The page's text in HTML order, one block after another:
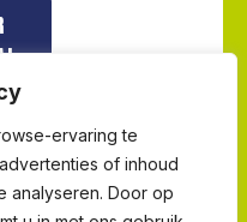
ervaring te
of inhoud
analyseren. Door op